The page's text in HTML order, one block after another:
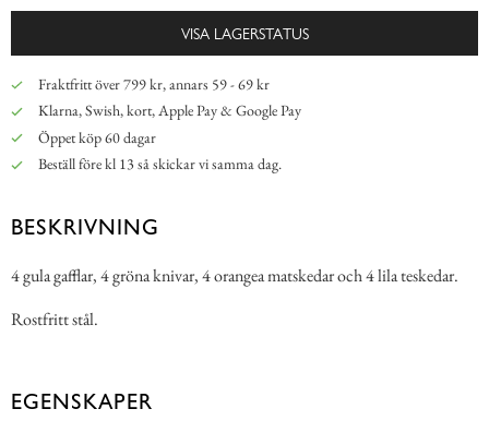
VISA LAGERSTATUS
Fraktfritt över 799 kr, annars 59 - 69 kr
Klarna, Swish, kort, Apple Pay & Google Pay
Öppet köp 60 dagar
Beställ före kl 13 så skickar vi samma dag.
BESKRIVNING
4 gula gafflar, 4 gröna knivar, 4 orangea matskedar och 4 lila teskedar.
Rostfritt stål.
EGENSKAPER